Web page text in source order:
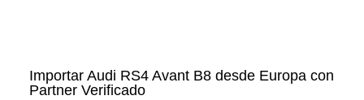
Importar Audi RS4 Avant B8 desde Europa con
Partner Verificado